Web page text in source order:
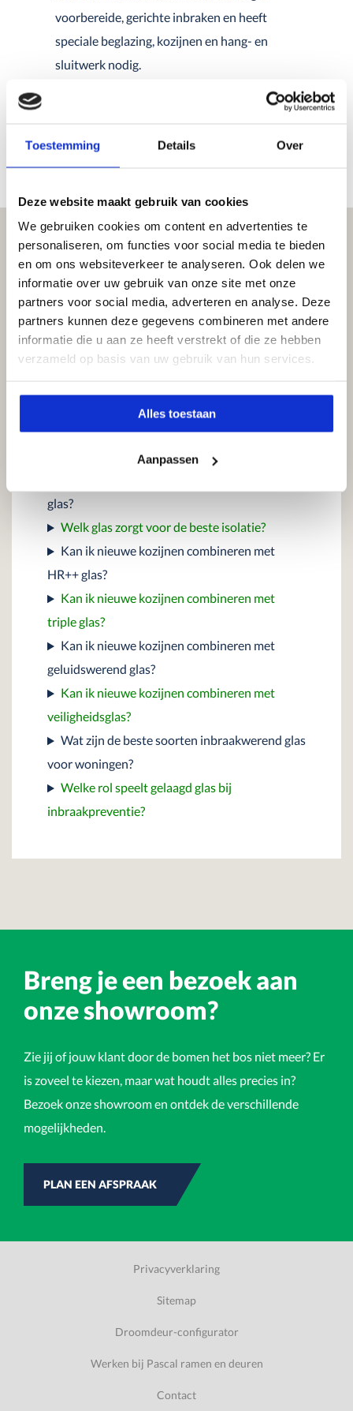
Toestemming Details Over
Deze website maakt gebruik van cookies
We gebruiken cookies om content en advertenties te
personaliseren, om functies voor social media te bieden
en om ons websiteverkeer te analyseren. Ook delen we
informatie over uw gebruik van onze site met onze
partners voor social media, adverteren en analyse. Deze
partners kunnen deze gegevens combineren met andere
informatie die u aan ze heeft verstrekt of die ze hebben
verzameld op basis van uw gebruik van hun services.
Alles toestaan
Aanpassen
voorbereide, gerichte inbraken en heeft
speciale beglazing, kozijnen en hang- en
sluitwerk nodig.
WK 4-6 – Professioneel inbraakwerend
Voor het professionele kanaal zoals banken,
Veelgestelde vragen
Welke glassoorten leveren jullie?
glas?
Welk glas zorgt voor de beste isolatie?
Kan ik nieuwe kozijnen combineren met
HR++ glas?
Kan ik nieuwe kozijnen combineren met
triple glas?
Kan ik nieuwe kozijnen combineren met
geluidswerend glas?
Kan ik nieuwe kozijnen combineren met
veiligheidsglas?
Wat zijn de beste soorten inbraakwerend glas
voor woningen?
Welke rol speelt gelaagd glas bij
inbraakpreventie?
Breng je een bezoek aan
onze showroom?
Zie jij of jouw klant door de bomen het bos niet meer? Er
is zoveel te kiezen, maar wat houdt alles precies in?
Bezoek onze showroom en ontdek de verschillende
mogelijkheden.
PLAN EEN AFSPRAAK
Privacyverklaring
Sitemap
Droomdeur-configurator
Werken bij Pascal ramen en deuren
Contact